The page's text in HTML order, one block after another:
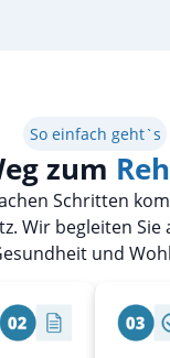
So einfach geht`s
zum
Schritten
Wir begleiten Sie
und